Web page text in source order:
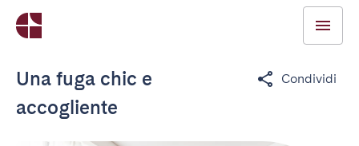
Una fuga chic e
accogliente
Condividi